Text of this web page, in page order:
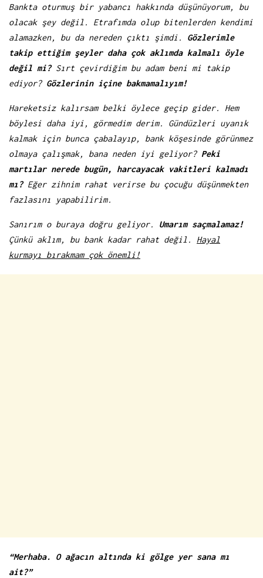
Bankta oturmuş bir yabancı hakkında düşünüyorum, bu
olacak şey değil. Etrafımda olup bitenlerden kendimi
alamazken, bu da nereden çıktı şimdi. Gözlerimle
takip ettiğim şeyler daha çok aklımda kalmalı öyle
değil mi? Sırt çevirdiğim bu adam beni mi takip
ediyor? Gözlerinin içine bakmamalıyım!
Hareketsiz kalırsam belki öylece geçip gider. Hem
böylesi daha iyi, görmedim derim. Gündüzleri uyanık
kalmak için bunca çabalayıp, bank köşesinde görünmez
olmaya çalışmak, bana neden iyi geliyor? Peki
martılar nerede bugün, harcayacak vakitleri kalmadı
mı?Eğer zihnim rahat verirse bu çocuğu düşünmekten
fazlasını yapabilirim.
Sanırım o buraya doğru geliyor. Umarım saçmalamaz!
Çünkü aklım, bu bank kadar rahat değil. Hayal
kurmayı bırakmam çok önemli!
“Merhaba. O ağacın altında ki gölge yer sana mı
ait?”